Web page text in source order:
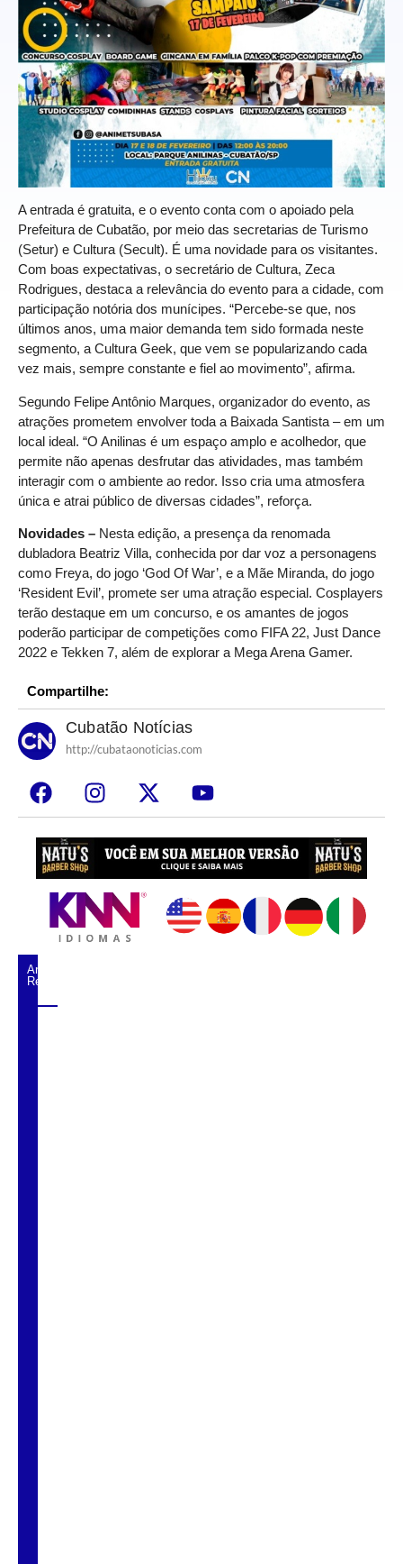
A entrada é gratuita, e o evento conta com o apoiado pela
Prefeitura de Cubatão, por meio das secretarias de Turismo
(Setur) e Cultura (Secult). É uma novidade para os visitantes.
Com boas expectativas, o secretário de Cultura, Zeca
Rodrigues, destaca a relevância do evento para a cidade, com
participação notória dos munícipes. “Percebe-se que, nos
últimos anos, uma maior demanda tem sido formada neste
segmento, a Cultura Geek, que vem se popularizando cada
vez mais, sempre constante e fiel ao movimento”, afirma.
Segundo Felipe Antônio Marques, organizador do evento, as
atrações prometem envolver toda a Baixada Santista – em um
local ideal. “O Anilinas é um espaço amplo e acolhedor, que
permite não apenas desfrutar das atividades, mas também
interagir com o ambiente ao redor. Isso cria uma atmosfera
única e atrai público de diversas cidades”, reforça.
Novidades – Nesta edição, a presença da renomada
dubladora Beatriz Villa, conhecida por dar voz a personagens
como Freya, do jogo ‘God Of War’, e a Mãe Miranda, do jogo
‘Resident Evil’, promete ser uma atração especial. Cosplayers
terão destaque em um concurso, e os amantes de jogos
poderão participar de competições como FIFA 22, Just Dance
2022 e Tekken 7, além de explorar a Mega Arena Gamer.
Compartilhe:
Cubatão Notícias
http://cubataonoticias.com
Artigos
Relacionados